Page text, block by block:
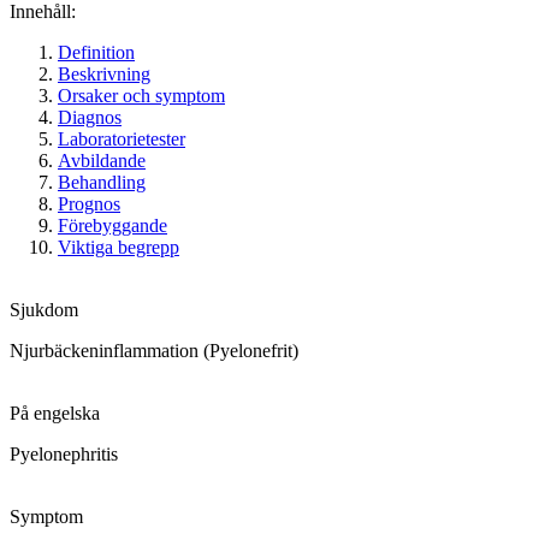
Innehåll:
Definition
Beskrivning
Orsaker och symptom
Diagnos
Laboratorietester
Avbildande
Behandling
Prognos
Förebyggande
Viktiga begrepp
Sjukdom
Njurbäckeninflammation (Pyelonefrit)
På engelska
Pyelonephritis
Symptom